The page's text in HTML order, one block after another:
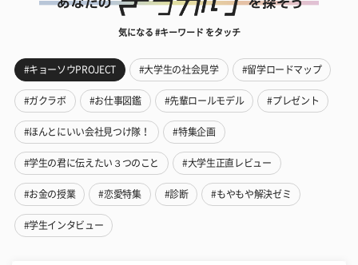
気になる #キーワード をタッチ
#キョーソウPROJECT #大学生の社会見学 #留学ロードマップ
#ガクラボ #お仕事図鑑 #先輩ロールモデル #プレゼント
#ほんとにいい会社見つけ隊！ #特集企画
#学生の君に伝えたい３つのこと #大学生正直レビュー
#お金の授業 #恋愛特集 #診断 #もやもや解決ゼミ
#学生インタビュー